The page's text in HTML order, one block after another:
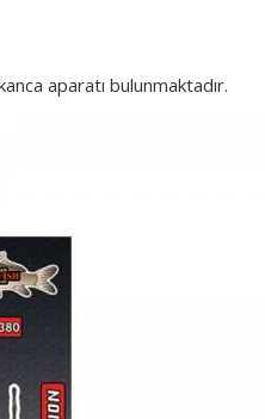
aparatı bulunmaktadır.